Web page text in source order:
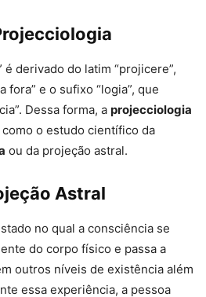
é derivado do latim “projicere”,
fora” e o sufixo “logia”, que
Dessa forma, a projecciologia
o estudo científico da
ou da projeção astral.
Astral
no qual a consciência se
do corpo físico e passa a
outros níveis de existência além
essa experiência, a pessoa